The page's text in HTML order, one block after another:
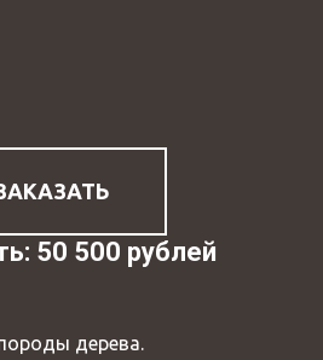
50 500 рублей
дерева.